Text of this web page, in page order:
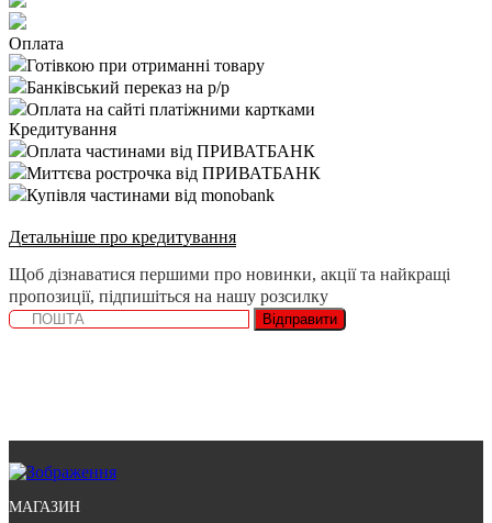
Оплата
Готівкою при отриманні товару
Банківський переказ на р/р
Оплата на сайті платіжними картками
Кредитування
Оплата частинами від ПРИВАТБАНК
Миттєва рострочка від ПРИВАТБАНК
Купівля частинами від monobank
Детальніше про кредитування
Щоб дізнаватися першими про новинки, акції та найкращі
пропозиції, підпишіться на нашу розсилку
Відправити
МАГАЗИН